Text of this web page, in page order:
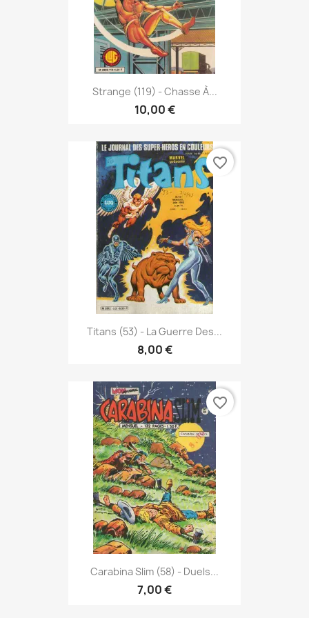
Strange (119) - Chasse À...
10,00 €
Titans (53) - La Guerre Des...
8,00 €
favorite_border
Carabina Slim (58) - Duels...
7,00 €
favorite_border